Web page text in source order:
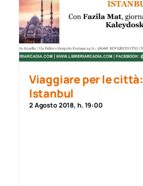
Viaggiare per le città:
Istanbul
2 Agosto 2018, h. 19:00